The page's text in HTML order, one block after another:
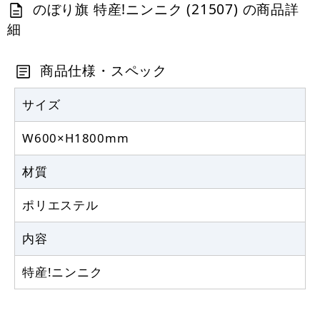
カゴへ
のぼり旗 特産!ニンニク (21507) の商品詳
細
商品仕様・スペック
サイズ
W600×H1800mm
材質
ポリエステル
内容
特産!ニンニク